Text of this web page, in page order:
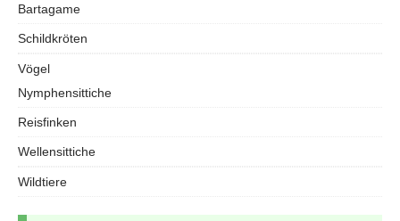
Bartagame
Schildkröten
Vögel
Nymphensittiche
Reisfinken
Wellensittiche
Wildtiere